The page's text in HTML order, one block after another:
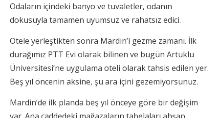
Odaların içindeki banyo ve tuvaletler, odanın
dokusuyla tamamen uyumsuz ve rahatsız edici.
Otele yerleştikten sonra Mardin’i gezme zamanı. İlk
durağımız PTT Evi olarak bilinen ve bugün Artuklu
Üniversitesi’ne uygulama oteli olarak tahsis edilen yer.
Beş yıl öncenin aksine, şu ara içini gezemiyorsunuz.
Mardin’de ilk planda beş yıl önceye göre bir değişim